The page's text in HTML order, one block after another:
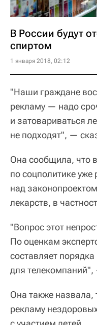
В России будут
спиртом
1 января 2018, 02:12
"Наши граждане
рекламу — надо
и затовариваться
не подходят", —
Она сообщила, что
по соцполитике уже
над
лекарств, в
"Вопрос этот
По оценкам
составляет
для
Она также
рекламу